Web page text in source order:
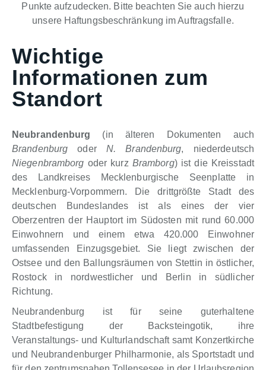
Punkte aufzudecken. Bitte beachten Sie auch hierzu
unsere Haftungsbeschränkung im Auftragsfalle.
Wichtige
Informationen zum
Standort
Neubrandenburg (in älteren Dokumenten auch
Brandenburg oder N. Brandenburg, niederdeutsch
Niegenbramborg oder kurz Bramborg) ist die Kreisstadt
des Landkreises Mecklenburgische Seenplatte in
Mecklenburg-Vorpommern. Die drittgrößte Stadt des
deutschen Bundeslandes ist als eines der vier
Oberzentren der Hauptort im Südosten mit rund 60.000
Einwohnern und einem etwa 420.000 Einwohner
umfassenden Einzugsgebiet. Sie liegt zwischen der
Ostsee und den Ballungsräumen von Stettin in östlicher,
Rostock in nordwestlicher und Berlin in südlicher
Richtung.
Neubrandenburg ist für seine guterhaltene
Stadtbefestigung der Backsteingotik, ihre
Veranstaltungs- und Kulturlandschaft samt Konzertkirche
und Neubrandenburger Philharmonie, als Sportstadt und